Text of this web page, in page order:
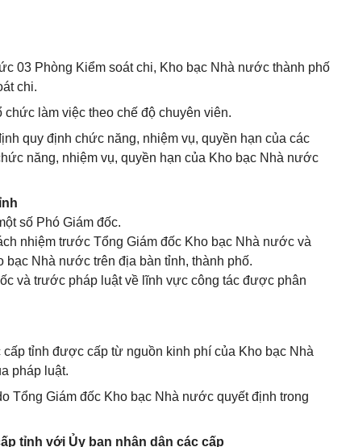
03 Phòng Kiểm soát chi, Kho bạc Nhà nước thành phố
chi.
làm việc theo chế độ chuyên viên.
quy định chức năng, nhiệm vụ, quyền hạn của các
năng, nhiệm vụ, quyền hạn của Kho bạc Nhà nước
số Phó Giám đốc.
nhiệm trước Tổng Giám đốc Kho bạc Nhà nước và
Nhà nước trên địa bàn tỉnh, thành phố.
và trước pháp luật về lĩnh vực công tác được phân
tỉnh được cấp từ nguồn kinh phí của Kho bạc Nhà
pháp luật.
Tổng Giám đốc Kho bạc Nhà nước quyết định trong
tỉnh với Ủy ban nhân dân các cấp